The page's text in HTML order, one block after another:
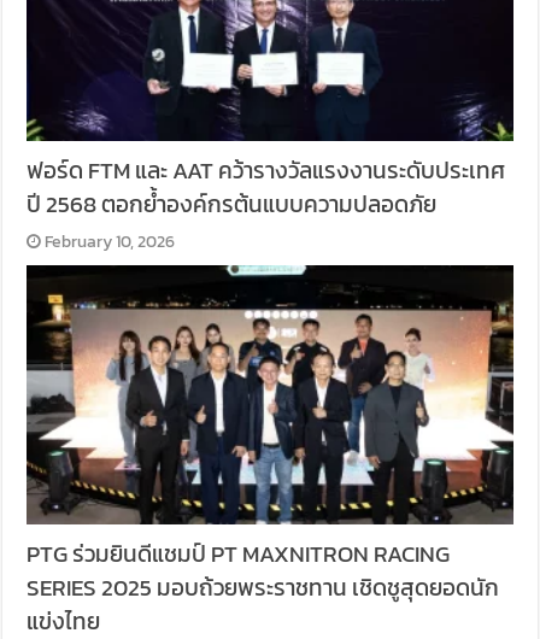
ฟอร์ด FTM และ AAT คว้ารางวัลแรงงานระดับประเทศ
ปี 2568 ตอกย้ำองค์กรต้นแบบความปลอดภัย
February 10, 2026
PTG ร่วมยินดีแชมป์ PT MAXNITRON RACING
SERIES 2025 มอบถ้วยพระราชทาน เชิดชูสุดยอดนัก
แข่งไทย